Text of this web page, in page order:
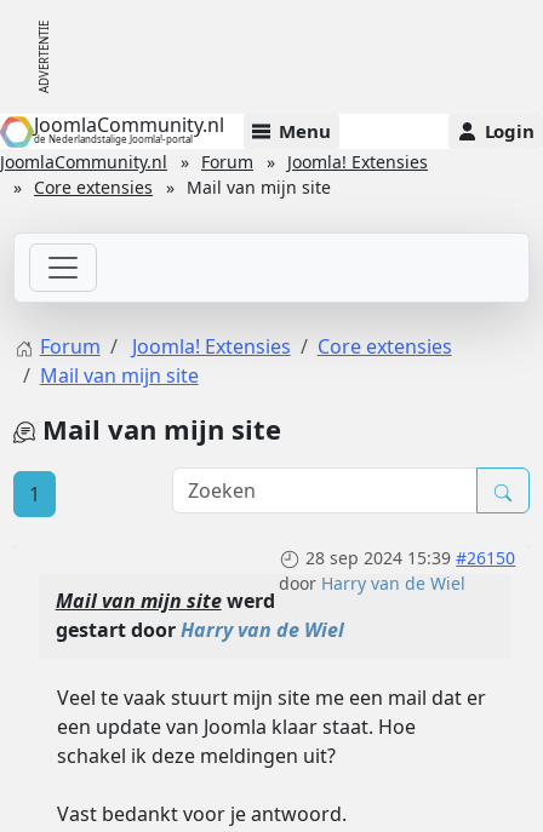
JoomlaCommunity.nl
de Nederlandstalige Joomla!-portal Menu Login
JoomlaCommunity.nl Forum
Joomla! Extensies
Core extensies
Mail van mijn site
Forum Joomla! Extensies
Core extensies
Mail van mijn site
Mail van mijn site
1
28 sep 2024 15:39 #26150
door Harry van de Wiel
Mail van mijn sitewerd
gestart doorHarry van de Wiel
Veel te vaak stuurt mijn site me een mail dat er
een update van Joomla klaar staat. Hoe
schakel ik deze meldingen uit?
Vast bedankt voor je antwoord.